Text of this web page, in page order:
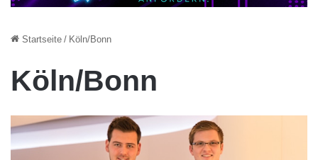
Startseite / Köln/Bonn
Köln/Bonn